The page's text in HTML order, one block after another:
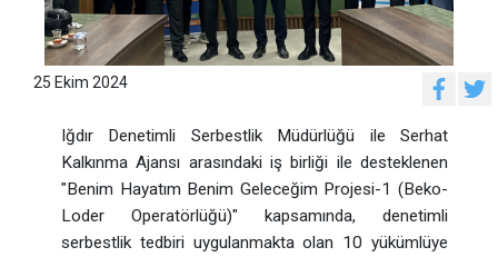
25 Ekim 2024
Iğdır Denetimli Serbestlik Müdürlüğü ile Serhat
Kalkınma Ajansı arasındaki iş birliği ile desteklenen
"Benim Hayatım Benim Geleceğim Projesi-1 (Beko-
Loder Operatörlüğü)" kapsamında, denetimli
serbestlik tedbiri uygulanmakta olan 10 yükümlüye